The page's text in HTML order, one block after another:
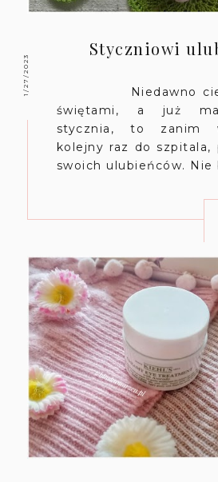
1/27/2023
Styczniowi
Niedawno
świętami, a już
stycznia, to zanim
kolejny raz do szpitala,
swoich ulubieńców. Nie